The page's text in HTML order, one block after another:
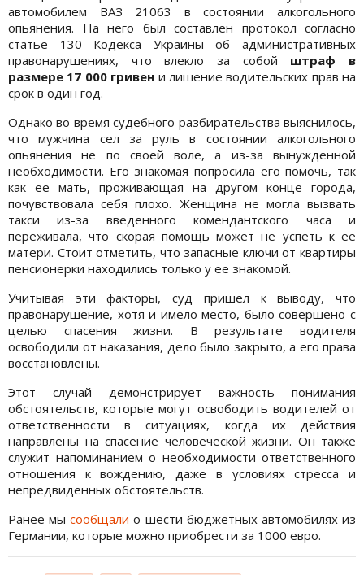
автомобилем ВАЗ 21063 в состоянии алкогольного
опьянения. На него был составлен протокол согласно
статье 130 Кодекса Украины об административных
правонарушениях, что влекло за собой штраф в
размере 17 000 гривен и лишение водительских прав на
срок в один год.
Однако во время судебного разбирательства выяснилось,
что мужчина сел за руль в состоянии алкогольного
опьянения не по своей воле, а из-за вынужденной
необходимости. Его знакомая попросила его помочь, так
как ее мать, проживающая на другом конце города,
почувствовала себя плохо. Женщина не могла вызвать
такси из-за введенного комендантского часа и
переживала, что скорая помощь может не успеть к ее
матери. Стоит отметить, что запасные ключи от квартиры
пенсионерки находились только у ее знакомой.
Учитывая эти факторы, суд пришел к выводу, что
правонарушение, хотя и имело место, было совершено с
целью спасения жизни. В результате водителя
освободили от наказания, дело было закрыто, а его права
восстановлены.
Этот случай демонстрирует важность понимания
обстоятельств, которые могут освободить водителей от
ответственности в ситуациях, когда их действия
направлены на спасение человеческой жизни. Он также
служит напоминанием о необходимости ответственного
отношения к вождению, даже в условиях стресса и
непредвиденных обстоятельств.
Ранее мысообщали о шести бюджетных автомобилях из
Германии, которые можно приобрести за 1000 евро.